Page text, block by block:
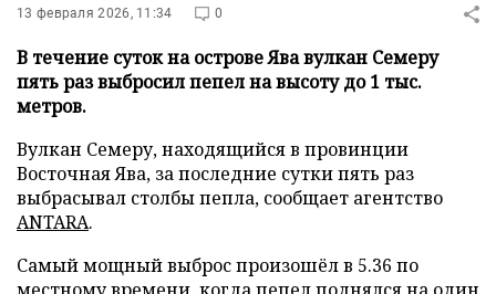
13 февраля 2026, 11:34 0
В течение суток на острове Ява вулкан Семеру
пять раз выбросил пепел на высоту до 1 тыс.
метров.
Вулкан Семеру, находящийся в провинции
Восточная Ява, за последние сутки пять раз
выбрасывал столбы пепла, сообщает агентство
ANTARA.
Самый мощный выброс произошёл в 5.36 по